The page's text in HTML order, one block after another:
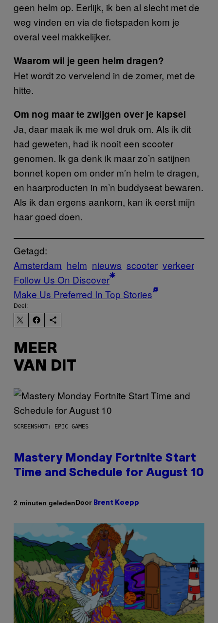
geen helm op. Eerlijk, ik ben al slecht met de
weg vinden en via de fietspaden kom je
overal veel makkelijker.
Waarom wil je geen helm dragen?
Het wordt zo vervelend in de zomer, met de
hitte.
Om nog maar te zwijgen over je kapsel
Ja, daar maak ik me wel druk om. Als ik dit
had geweten, had ik nooit een scooter
genomen. Ik ga denk ik maar zo’n satijnen
bonnet kopen om onder m’n helm te dragen,
en haarproducten in m’n buddyseat bewaren.
Als ik dan ergens aankom, kan ik eerst mijn
haar goed doen.
Getagd:
Amsterdam helm nieuws scooter verkeer
Follow Us On Discover
Make Us Preferred In Top Stories
Deel:
MEER
VAN DIT
SCREENSHOT: EPIC GAMES
Mastery Monday Fortnite Start
Time and Schedule for August 10
2 minuten geledenDoor Brent Koepp